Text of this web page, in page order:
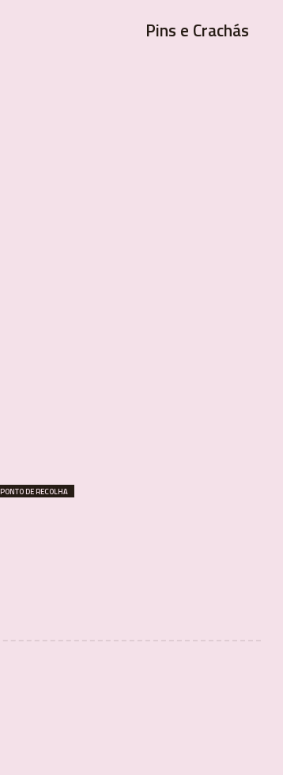
Pins e Crachás
PONTO DE RECOLHA